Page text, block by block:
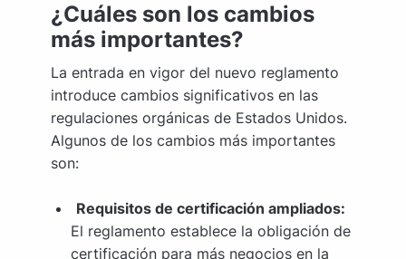
¿Cuáles son los cambios
más importantes?
La entrada en vigor del nuevo reglamento
introduce cambios significativos en las
regulaciones orgánicas de Estados Unidos.
Algunos de los cambios más importantes
son:
Requisitos de certificación ampliados:
El reglamento establece la obligación de
certificación para más negocios en la